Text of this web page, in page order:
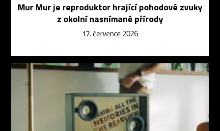
Mur Mur je reproduktor hrající pohodové zvuky
z okolní nasnímané přírody
17. července 2026